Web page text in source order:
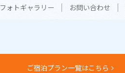
フォトギャラリー お問い合わせ
ご宿泊プラン一覧はこちら